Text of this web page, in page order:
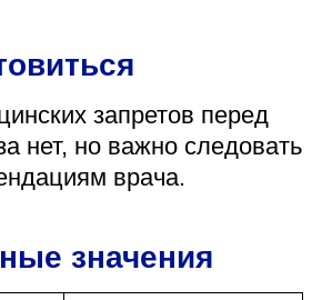
запретов перед
нет, но важно следовать
врача.
значения